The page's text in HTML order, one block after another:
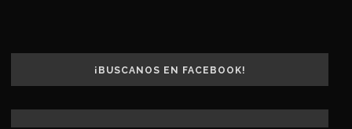
¡BUSCANOS EN FACEBOOK!